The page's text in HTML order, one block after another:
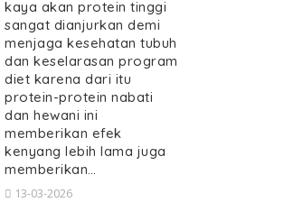
kaya akan protein tinggi
sangat dianjurkan demi
menjaga kesehatan tubuh
dan keselarasan program
diet karena dari itu
protein-protein nabati
dan hewani ini
memberikan efek
kenyang lebih lama juga
memberikan…
13-03-2026